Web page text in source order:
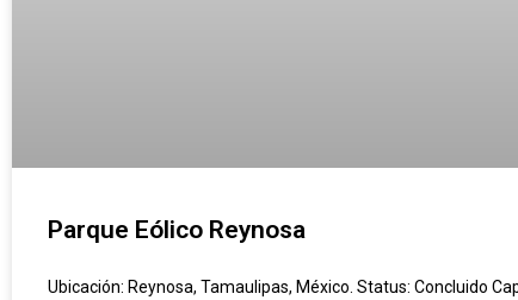
Parque Eólico Reynosa
Ubicación: Reynosa, Tamaulipas, México. Status: Concluido